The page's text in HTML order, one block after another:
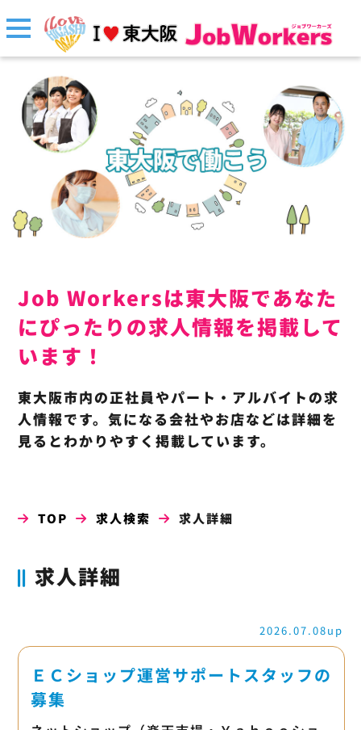
Job Workersは東大阪であなた
にぴったりの求人情報を掲載して
います！
東大阪市内の正社員やパート・アルバイトの求
人情報です。気になる会社やお店などは詳細を
見るとわかりやすく掲載しています。
TOP 求人検索 求人詳細
求人詳細
2026.07.08up
ＥＣショップ運営サポートスタッフの
募集